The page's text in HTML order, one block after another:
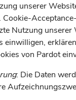
unserer
Cookie-
Nutzung unserer
einwilligen,
von Pardot
: Die Daten